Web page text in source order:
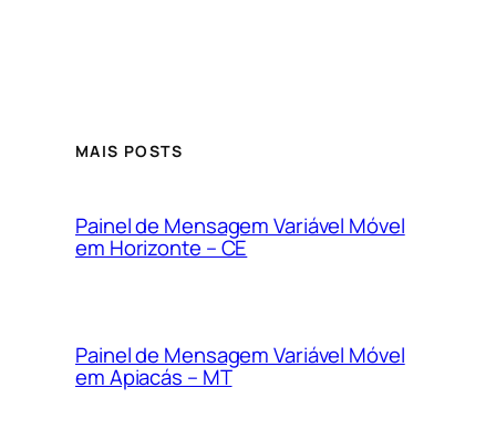
MAIS POSTS
Painel de Mensagem Variável Móvel
em Horizonte – CE
Painel de Mensagem Variável Móvel
em Apiacás – MT